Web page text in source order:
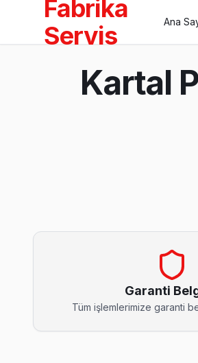
Panasonic
Kartal'da Mahalle
Kartal'da Atalar mahallesi için
Atalar Panasonic Açılmıyor Arıza →
Cevizli Panasonic Servis
Cevizli'de Panasonic TV ses ama
Fabrika
Servis
Ana
Kartal
Garanti
Tüm işlemlerimize garanti